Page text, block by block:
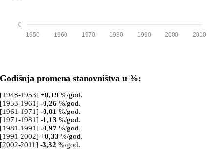
0
2010
2000
1990
1980
1970
1960
1950
Godišnja promena stanovništva u %:
[1948-1953] +0,19 %/god.
[1953-1961] -0,26 %/god.
[1961-1971] -0,01 %/god.
[1971-1981] -1,13 %/god.
[1981-1991] -0,97 %/god.
[1991-2002] +0,33 %/god.
[2002-2011] -3,32 %/god.